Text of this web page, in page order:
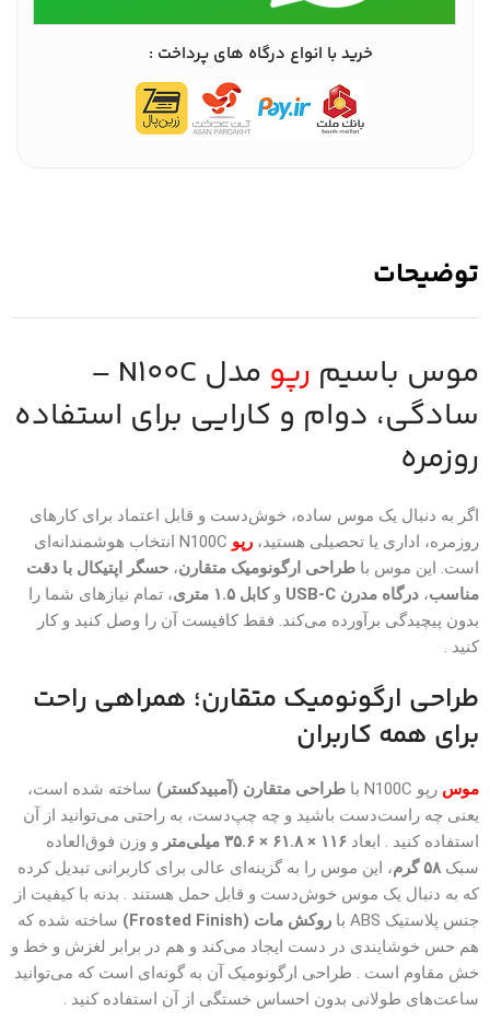
خرید با انواع درگاه های پرداخت :
توضیحات
موس باسیم رپو
مدل N100C –
سادگی، دوام و کارایی برای استفاده
روزمره
اگر به دنبال یک موس ساده، خوش‌دست و قابل اعتماد برای کارهای
روزمره، اداری یا تحصیلی هستید، رپو
N100C انتخاب هوشمندانه‌ای
است. این موس با طراحی ارگونومیک متقارن، حسگر اپتیکال با دقت
مناسب، درگاه مدرن USB-C وکابل ۱.۵ متری
، تمام نیازهای شما را
بدون پیچیدگی برآورده می‌کند. فقط کافیست آن را وصل کنید و کار
کنید .
طراحی ارگونومیک متقارن؛ همراهی راحت
برای همه کاربران
موس رپو N100C با طراحی متقارن (آمبیدکستر) ساخته شده است،
یعنی چه راست‌دست باشید و چه چپ‌دست، به راحتی می‌توانید از آن
استفاده کنید . ابعاد ۱۱۶ × ۶۱.۸ × ۳۵.۶ میلی‌متر
و وزن فوق‌العاده
سبک۵۸ گرم
، این موس را به گزینه‌ای عالی برای کاربرانی تبدیل کرده
که به دنبال یک موس خوش‌دست و قابل حمل هستند . بدنه با کیفیت از
جنس پلاستیک ABS با
روکش مات (Frosted Finish)
ساخته شده که
هم حس خوشایندی در دست ایجاد می‌کند و هم در برابر لغزش و خط و
خش مقاوم است . طراحی ارگونومیک آن به گونه‌ای است که می‌توانید
ساعت‌های طولانی بدون احساس خستگی از آن استفاده کنید .